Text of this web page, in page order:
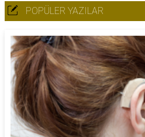
POPÜLER YAZILAR